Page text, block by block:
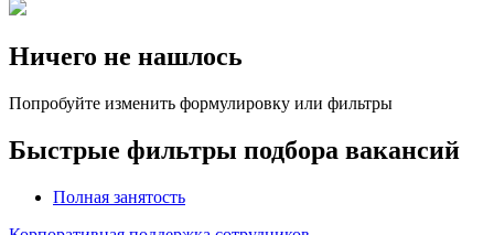
Ничего не нашлось
Попробуйте изменить формулировку или фильтры
Быстрые фильтры подбора вакансий
Полная занятость